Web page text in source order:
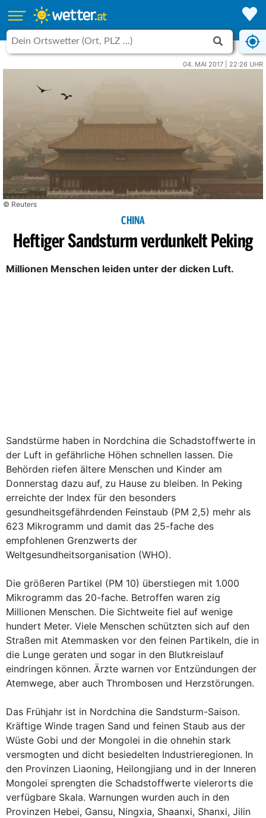
04. MAI 2017 | 22:26 UHR
© Reuters
CHINA
Heftiger Sandsturm verdunkelt Peking
Millionen Menschen leiden unter der dicken Luft.
Sandstürme haben in Nordchina die Schadstoffwerte in
der Luft in gefährliche Höhen schnellen lassen. Die
Behörden riefen ältere Menschen und Kinder am
Donnerstag dazu auf, zu Hause zu bleiben. In Peking
erreichte der Index für den besonders
gesundheitsgefährdenden Feinstaub (PM 2,5) mehr als
623 Mikrogramm und damit das 25-fache des
empfohlenen Grenzwerts der
Weltgesundheitsorganisation (WHO).
Die größeren Partikel (PM 10) überstiegen mit 1.000
Mikrogramm das 20-fache. Betroffen waren zig
Millionen Menschen. Die Sichtweite fiel auf wenige
hundert Meter. Viele Menschen schützten sich auf den
Straßen mit Atemmasken vor den feinen Partikeln, die in
die Lunge geraten und sogar in den Blutkreislauf
eindringen können. Ärzte warnen vor Entzündungen der
Atemwege, aber auch Thrombosen und Herzstörungen.
Das Frühjahr ist in Nordchina die Sandsturm-Saison.
Kräftige Winde tragen Sand und feinen Staub aus der
Wüste Gobi und der Mongolei in die ohnehin stark
versmogten und dicht besiedelten Industrieregionen. In
den Provinzen Liaoning, Heilongjiang und in der Inneren
Mongolei sprengten die Schadstoffwerte vielerorts die
verfügbare Skala. Warnungen wurden auch in den
Provinzen Hebei, Gansu, Ningxia, Shaanxi, Shanxi, Jilin